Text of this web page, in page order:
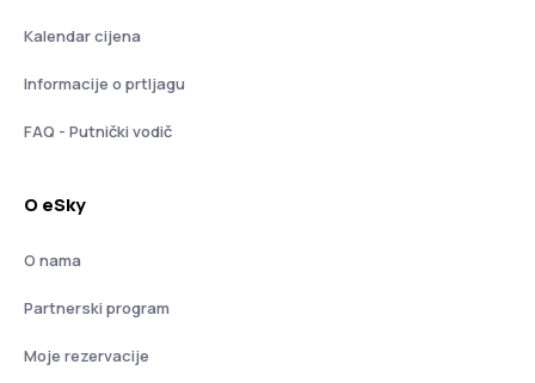
Kalendar cijena
Informacije o prtljagu
FAQ - Putnički vodič
O eSky
O nama
Partnerski program
Moje rezervacije